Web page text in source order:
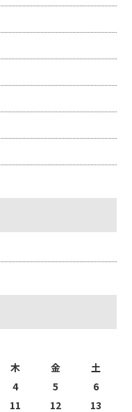
木 金
土
4 5
6
11 12 13